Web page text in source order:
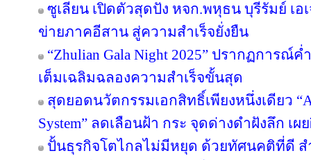
ซูเลียน เปิดตัวสุดปัง หจก.พหุธน บุรีรัมย์ เอ
ข่ายภาคอีสาน สู่ความสำเร็จยั่งยืน
“Zhulian Gala Night 2025” ปรากฏการณ์
เต็มเฉลิมฉลองความสำเร็จขั้นสุด
สุดยอดนวัตกรรมเอกสิทธิ์เพียงหนึ่งเดียว
System” ลดเลือนฝ้า กระ จุดด่างดำฝังลึก เ
ปั้นธุรกิจโตไกลไม่มีหยุด ด้วยทัศนคติที่ดี ส